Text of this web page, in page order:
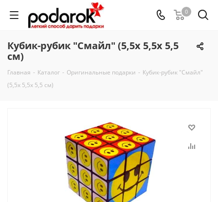
0
Кубик-рубик "Смайл" (5,5х 5,5х 5,5
см)
Главная - Каталог - Оригинальные подарки - Кубик-рубик "Смайл"
(5,5х 5,5х 5,5 см)